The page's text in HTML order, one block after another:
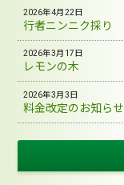
行者ニンニク採り
2026年4月22日
レモンの木
2026年3月17日
料金改定のお知らせ
2026年3月3日